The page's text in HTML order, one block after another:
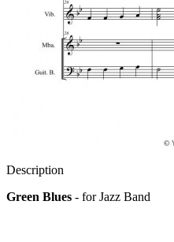
Description
Green Blues - for Jazz Band